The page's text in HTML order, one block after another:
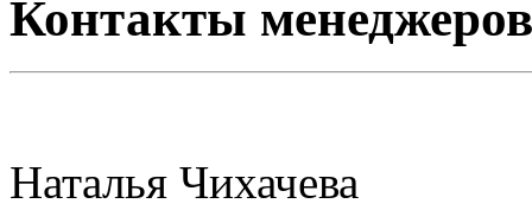
Контакты менеджеров
Наталья Чихачева